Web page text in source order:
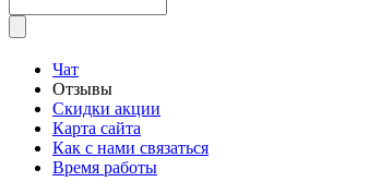
Чат
Отзывы
Скидки акции
Карта сайта
Как с нами связаться
Время работы